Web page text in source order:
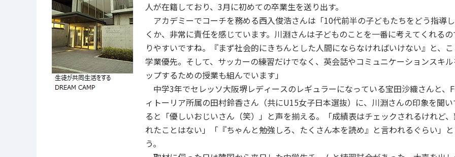
人が在籍しており、3月に初めての卒業生を送り出す。
アカデミーでコーチを務める西入俊浩さんは「10代前半の子どもたちをどう指導
くか、非常に責任を感じています。川淵さんは子どものことを一番に考えてくれる
りやすいですね。『まず社会的にきちんとした人間にならなければいけない』と、
学業優先。そして、サッカーの練習だけでなく、英会話やコミュニケーションスキ
ップするための授業も組んでいます」
中学3年でセレッソ大阪堺レディースのレギュラーになっている宝田沙織さんと、
ィトーリア所属の田村鈴香さん（共にU15女子日本選抜）に、川淵さんの印象を聞
ると「優しいおじいさん（笑）」と声を揃える。「成績表はチェックされるけれど
れたことはない」「『ちゃんと勉強しろ、たくさん本を読め』と言われるぐらい」
う。